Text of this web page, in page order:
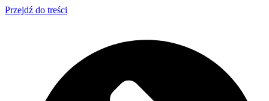
Przejdź do treści